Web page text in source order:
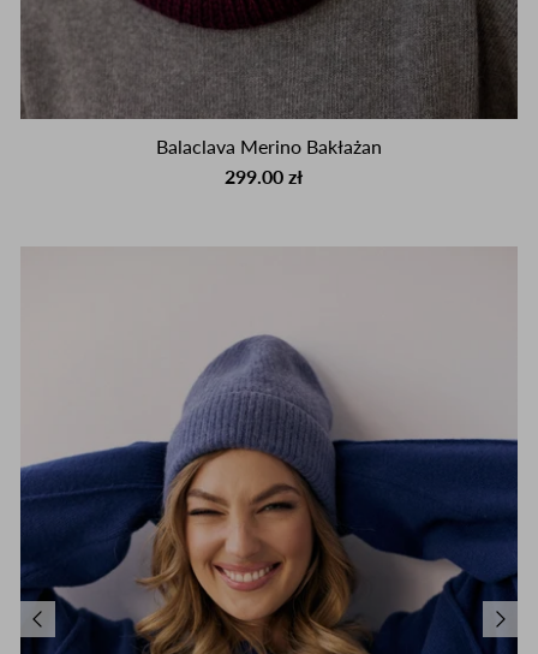
Balaclava Merino Bakłażan
299.00 zł